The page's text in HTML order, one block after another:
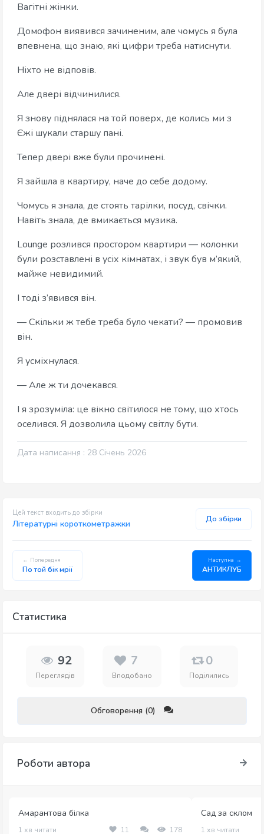
Вагітні жінки.
Домофон виявився зачиненим, але чомусь я була
впевнена, що знаю, які цифри треба натиснути.
Ніхто не відповів.
Але двері відчинилися.
Я знову піднялася на той поверх, де колись ми з
Єжі шукали старшу пані.
Тепер двері вже були прочинені.
Я зайшла в квартиру, наче до себе додому.
Чомусь я знала, де стоять тарілки, посуд, свічки.
Навіть знала, де вмикається музика.
Lounge розлився простором квартири — колонки
були розставлені в усіх кімнатах, і звук був м’який,
майже невидимий.
І тоді з’явився він.
— Скільки ж тебе треба було чекати? — промовив
він.
Я усміхнулася.
— Але ж ти дочекався.
І я зрозуміла: це вікно світилося не тому, що хтось
оселився. Я дозволила цьому світлу бути.
Дата написання : 28 Січень 2026
Цей текст входить до збірки
Літературні короткометражки До збірки
← Попередня
По той бік мрії
Наступна →
АНТИКЛУБ
Статистика
92
Переглядів
7
Вподобано
0
Поділились
Обговорення (0)
Роботи автора
Амарантова білка
1 хв читати 11 178
Сад за склом
1 хв читати